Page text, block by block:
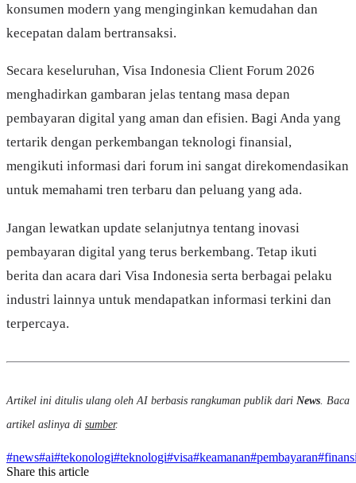
konsumen modern yang menginginkan kemudahan dan
kecepatan dalam bertransaksi.
Secara keseluruhan, Visa Indonesia Client Forum 2026
menghadirkan gambaran jelas tentang masa depan
pembayaran digital yang aman dan efisien. Bagi Anda yang
tertarik dengan perkembangan teknologi finansial,
mengikuti informasi dari forum ini sangat direkomendasikan
untuk memahami tren terbaru dan peluang yang ada.
Jangan lewatkan update selanjutnya tentang inovasi
pembayaran digital yang terus berkembang. Tetap ikuti
berita dan acara dari Visa Indonesia serta berbagai pelaku
industri lainnya untuk mendapatkan informasi terkini dan
terpercaya.
Artikel ini ditulis ulang oleh AI berbasis rangkuman publik dari News . Baca
artikel aslinya di sumber.
#news#ai#tekonologi#teknologi#visa#keamanan#pembayaran#
Share this article